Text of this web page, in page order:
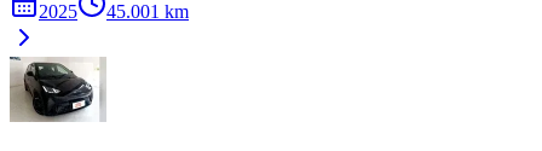
2025 45.001 km